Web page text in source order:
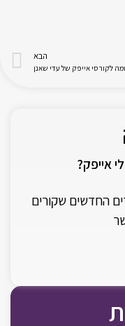
אייפק?
החדשים שקורים
הבא
לקורסי אייפק של עדי שאנן